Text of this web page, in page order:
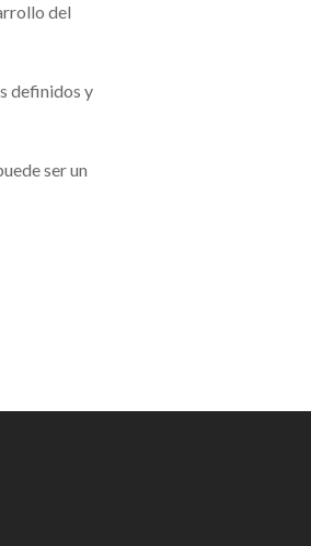
del
definidos y
ser un